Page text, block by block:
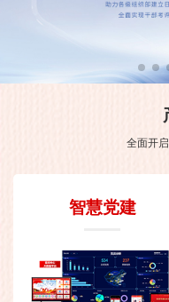
全面开
智慧党建